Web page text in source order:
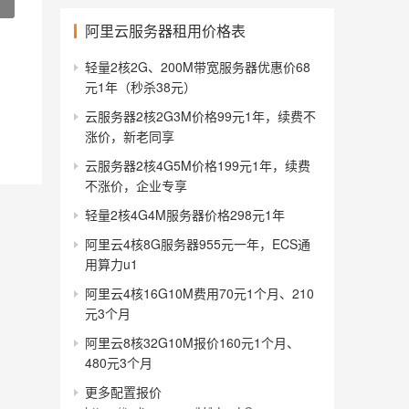
阿里云服务器租用价格表
轻量2核2G、200M带宽服务器优惠价68
元1年（秒杀38元）
云服务器2核2G3M价格99元1年，续费不
涨价，新老同享
云服务器2核4G5M价格199元1年，续费
不涨价，企业专享
轻量2核4G4M服务器价格298元1年
阿里云4核8G服务器955元一年，ECS通
用算力u1
阿里云4核16G10M费用70元1个月、210
元3个月
阿里云8核32G10M报价160元1个月、
480元3个月
更多配置报价